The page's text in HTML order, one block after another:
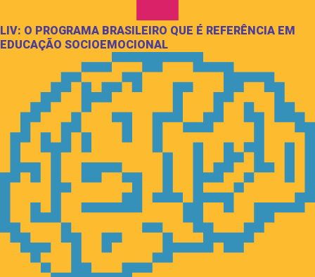
LIV: O PROGRAMA BRASILEIRO QUE É REFERÊNCIA EM
EDUCAÇÃO SOCIOEMOCIONAL